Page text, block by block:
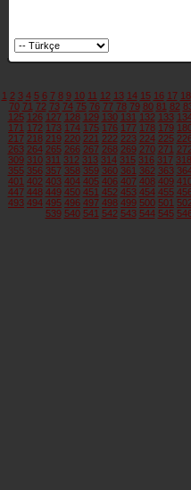
1 2 3 4 5 6 7 8 9 10 11 12 13 14 15 16 17 18
70 71 72 73 74 75 76 77 78 79 80 81 82
125 126 127 128 129 130 131 132 133
171 172 173 174 175 176 177 178 179
217 218 219 220 221 222 223 224 225
263 264 265 266 267 268 269 270 271 272
309 310 311 312 313 314 315 316 317 318
355 356 357 358 359 360 361 362 363
401 402 403 404 405 406 407 408 409
447 448 449 450 451 452 453 454 455
493 494 495 496 497 498 499 500 501 502
539 540 541 542 543 544 545